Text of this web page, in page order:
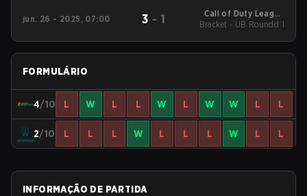
jun. 26 - 2025, 07:00 3 - 1
Call of Duty League
2025 CDL
Bracket - UB Roundd 1
FORMULÁRIO
4/10 L W L L W L W W L L
2/10 L L L W L L L W L L
INFORMAÇÃO DE PARTIDA